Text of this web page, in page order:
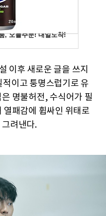
이후 새로운 글을 쓰지
이고 퉁명스럽기로 유
명불허전, 수식어가 필
열패감에 휩싸인 위태로
려낸다.